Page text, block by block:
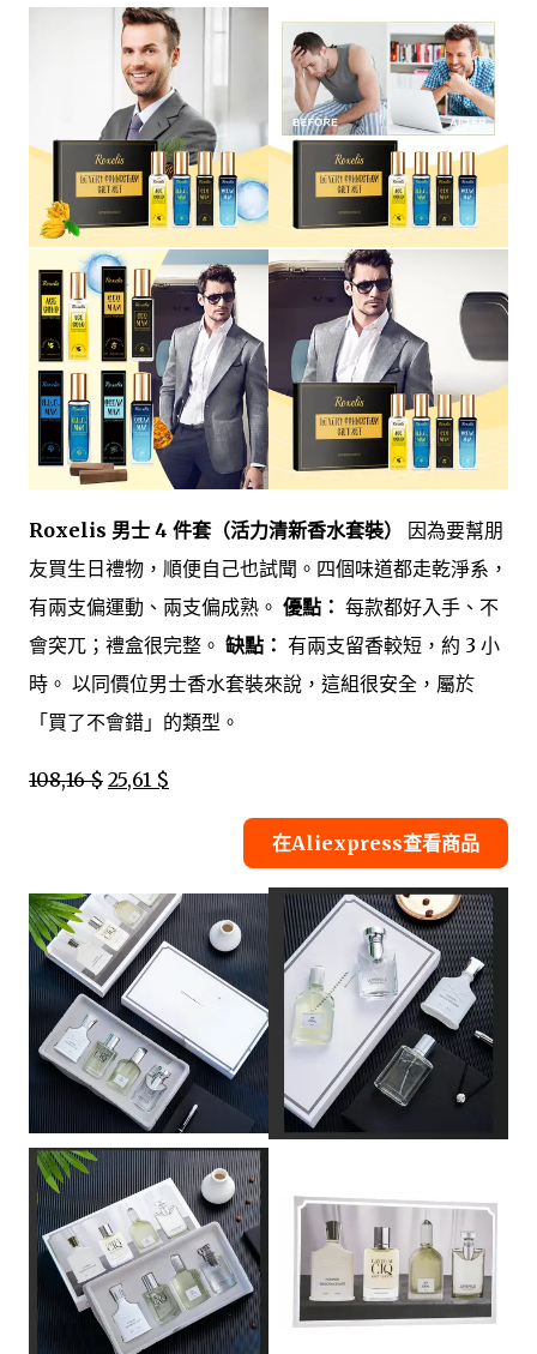
Roxelis 男士 4 件套（活力清新香水套裝）
因為要幫朋
友買生日禮物，順便自己也試聞。四個味道都走乾淨系，
有兩支偏運動、兩支偏成熟。 優點： 每款都好入手、不
會突兀；禮盒很完整。 缺點： 有兩支留香較短，約 3 小
時。 以同價位男士香水套裝來說，這組很安全，屬於
「買了不會錯」的類型。
108,16 $ 25,61 $
在Aliexpress查看商品